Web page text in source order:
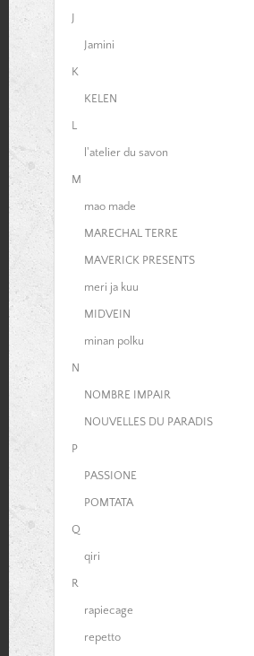
Jamini
K
KELEN
L
l'atelier du savon
M
mao made
MARECHAL TERRE
MAVERICK PRESENTS
meri ja kuu
MIDVEIN
minan polku
N
NOMBRE IMPAIR
NOUVELLES DU PARADIS
P
PASSIONE
POMTATA
Q
qiri
R
rapiecage
repetto